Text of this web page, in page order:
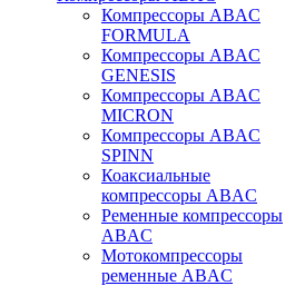
Компрессоры ABAC
FORMULA
Компрессоры ABAC
GENESIS
Компрессоры ABAC
MICRON
Компрессоры ABAC
SPINN
Коаксиальные
компрессоры ABAC
Ременные компрессоры
ABAC
Мотокомпрессоры
ременные ABAC